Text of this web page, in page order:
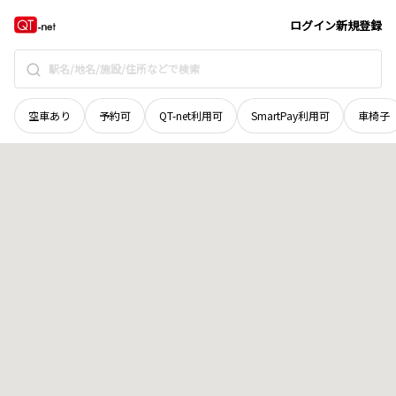
ログイン新規登録
空車あり 予約可 QT-net利用可 SmartPay利用可 車椅子
北海道